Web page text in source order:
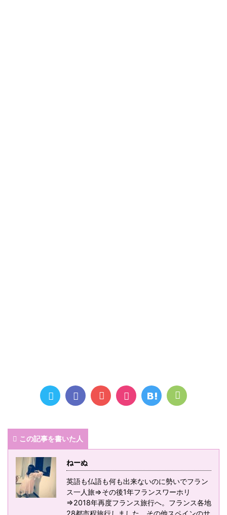
この記事を書いた人
ねーぬ
英語も仏語も何も出来ないのに勢いでフラン
ス一人旅⇒その後1年フランスワーホリ
⇒2018年再度フランス旅行へ。フランス各地